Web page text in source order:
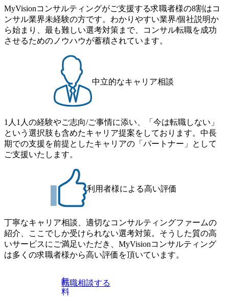
で主体的に動ける方 ・年齢にこだわらず、アドバイスを素
直に受け取れる方 ・推進力のある方
6年8月23日(日)にSustainable SCM SU 1day選考会を開催いた
します。 当SUは「GlobalでのSCM構築」や「物流・調達コ
ストの構造改革」といった伝統的なテーマに留まらずクラ
イアントがこれから取組むべき「グリーントランスフォー
った社会課題やテーマに対して、グローバル知見と最新の
事例などを基に企業の構造改革と社会価値の創造の取り組
みを行うプロフェッショナルチームです。 今回1day選考対
象となるポジションは下記となります。 ・コンサルタント
(調達改革・設備O&M)【SCS SU】 ・コンサルタント(ECM/
流改革/需給プロセス改革)【SSC SU】 ・SCM/ECMデータ・
プロセス分析・AI活用_Sustainable SCM Strategy Unit(Strategy
Consultant職)≪東京・大阪≫ ・コンサルタント(SCS SUオー
プンポジション)【SCS SU】 ※当日は全体での会社説明な
どはなく、個別選考のみの実施を予定しています ※1名あた
りの拘束時間は1時間～最大2時間半程度を想定しています
※1次面接と最終面接の間をなるべく空けないよう調整して
おりますが、調整が叶わないケースもございます オンライ
ン 書類選考通過者
食事などのカジュアルな交流、実際のプロジェクトのケー
ススタディ、1対1の模擬面接等、複数のセッションを約1か
月の期間に渡り行い、選考にご参加いただきます。コンサ
ルタント未経験の方でも、戦略コンサルタントの具体的な
仕事内容からお話をさせていただきますので、戦略コンサ
ルティングにご興味をお持ちの方は、この機会にぜひご応
にはWebテストを8月20日までに受験いただきます ・8月21
日までにプログラム参加者をご案内します ・初回プログラ
ム : 8月29日(土)10:00～13:30 @ベイン東京オフィス(六本木)
・プログラム期間中はコンサルタントとの食事会、プロジ
ェクトのご紹介、ケースワークショップなどを実施します
・10月17日(土)開催の選考会にて採用面接を実施する予定で
す ※ご都合が合わない方は別途調整いたします 初回プロ
ラインまたはオフラインの実施 ※東京オフィスのみのご応
募となります。他オフィス希望を含めたご応募はお受けい
たしかねますのでご了承ください ● フルタイムでの職務経
歴を2年以上お持ちの方で、東京オフィスのコンサルタント
ポジションに応募意思がある方 ● 英語・日本語ともにビジ
ネスレベルの方 ※日本語が母国語でない方は日本語能力
試験N1またはそれ相当の上級レベルの日本語力(会話・読解
力)
MyVisionコンサルティングがご支援する求職者様の8割はコ
ンサル業界未経験の方です。わかりやすい業界/個社説明か
ら始まり、最も難しい選考対策まで、コンサル転職を成功
させるためのノウハウが蓄積されています。
中立的なキャリア相談
1人1人の経験やご志向/ご事情に添い、「今は転職しない」
という選択肢も含めたキャリア提案をしております。中長
期での支援を前提としたキャリアの「パートナー」として
ご支援いたします。
利用者様による高い評価
丁寧なキャリア相談、適切なコンサルティングファームの
紹介、ここでしか受けられない選考対策。そうした質の高
いサービスにご満足いただき、MyVisionコンサルティング
は多くの求職者様から高い評価を頂いています。
無
料
転職相談する